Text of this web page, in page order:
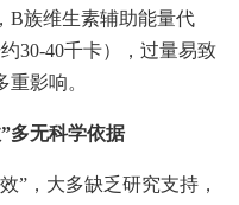
B族维生素辅助能量代
30-40千卡），过量易致
影响。
多无科学依据
”，大多缺乏研究支持，